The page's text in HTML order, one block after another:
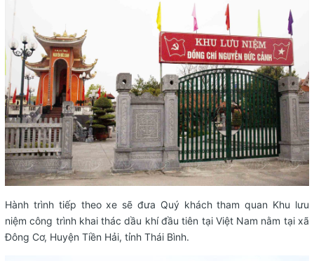
Hành trình tiếp theo xe sẽ đưa Quý khách tham quan Khu lưu
niệm công trình khai thác dầu khí đầu tiên tại Việt Nam nằm tại xã
Đông Cơ, Huyện Tiền Hải, tỉnh Thái Bình.